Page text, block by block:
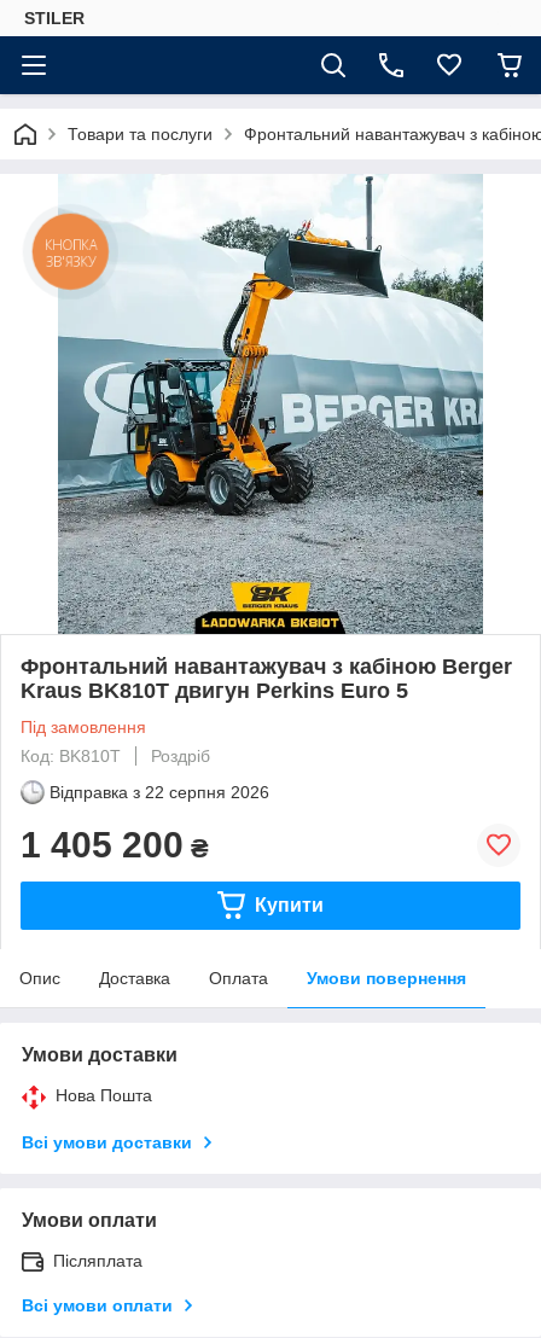
STILER
Товари та послуги Фронтальний навантажувач з
Фронтальний навантажувач з кабіною Berger
Kraus BK810T двигун Perkins Euro 5
Під замовлення
Код: BK810T
Роздріб
Відправка з 22 серпня 2026
1 405 200 ₴
Купити
Опис Доставка Оплата Умови повернення
Умови доставки
Нова Пошта
Всі умови доставки
Умови оплати
Післяплата
Всі умови оплати
КНОПКА
ЗВ'ЯЗКУ